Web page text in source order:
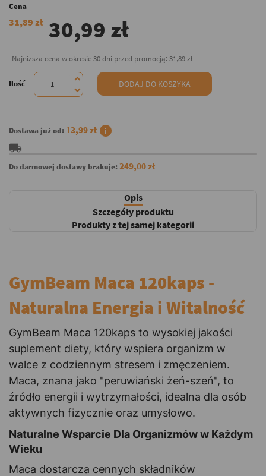
Cena
31,89 zł 30,99 zł
Najniższa cena w okresie 30 dni przed promocją: 31,89 zł
Ilość DODAJ DO KOSZYKA
Dostawa już od: 13,99 zł info
local_shipping
Do darmowej dostawy brakuje:249,00 zł
Opis
Szczegóły produktu
Produkty z tej samej kategorii
GymBeam Maca 120kaps -
Naturalna Energia i Witalność
GymBeam Maca 120kaps to wysokiej jakości
suplement diety, który wspiera organizm w
walce z codziennym stresem i zmęczeniem.
Maca, znana jako "peruwiański żeń-szeń", to
źródło energii i wytrzymałości, idealna dla osób
aktywnych fizycznie oraz umysłowo.
Naturalne Wsparcie Dla Organizmów w Każdym
Wieku
Maca dostarcza cennych składników